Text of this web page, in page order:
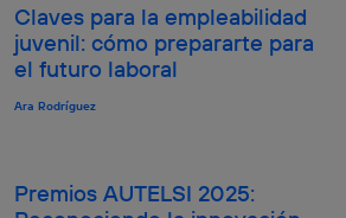
Claves para la empleabilidad
juvenil: cómo prepararte para
el futuro laboral
Ara Rodríguez
Premios AUTELSI 2025: